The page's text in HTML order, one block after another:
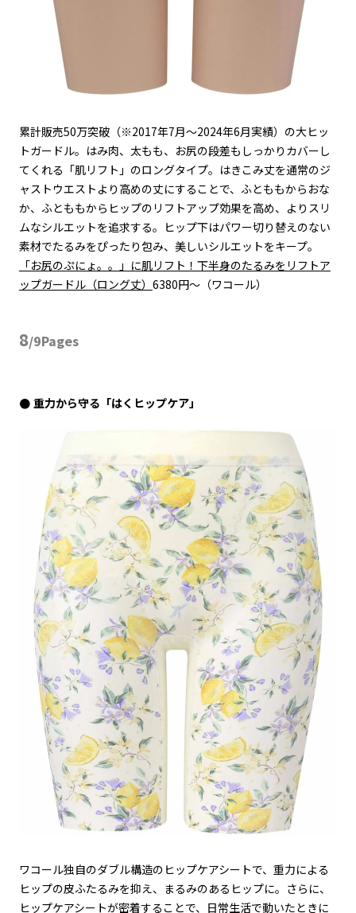
累計販売50万突破（※2017年7月〜2024年6月実績）の大ヒッ
トガードル。はみ肉、太もも、お尻の段差もしっかりカバーし
てくれる「肌リフト」のロングタイプ。 はきこみ丈を通常のジ
ャストウエストより高めの丈にすることで、ふとももからおな
か、ふとももからヒップのリフトアップ効果を高め、よりスリ
ムなシルエットを追求する。ヒップ下はパワー切り替えのない
素材でたるみをぴったり包み、美しいシルエットをキープ。
「お尻のぷにょ。。」に肌リフト！下半身のたるみをリフトア
ップガードル（ロング丈） 6380円〜（ワコール）
8/9Pages
重力から守る「はくヒップケア」
ワコール独自のダブル構造のヒップケアシートで、重力による
ヒップの皮ふたるみを抑え、まるみのあるヒップに。さらに、
ヒップケアシートが密着することで、日常生活で動いたときに